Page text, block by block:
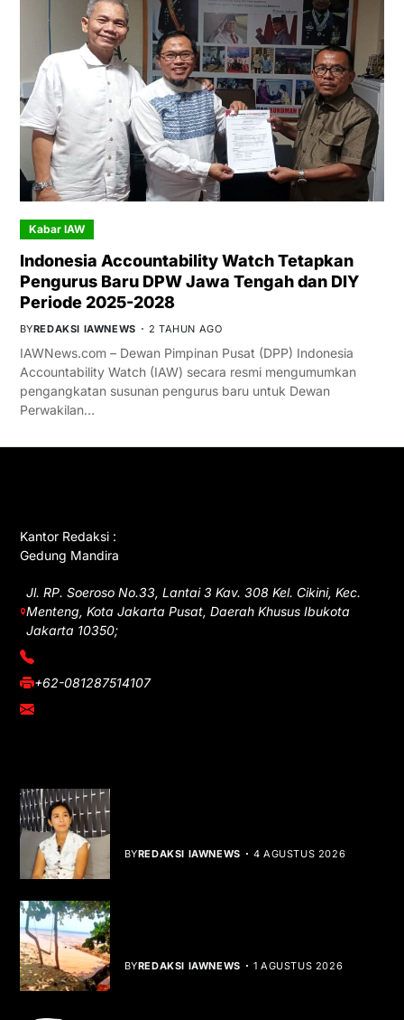
Kabar IAW
Indonesia Accountability Watch Tetapkan
Pengurus Baru DPW Jawa Tengah dan DIY
Periode 2025-2028
BYREDAKSI IAWNEWS 2 TAHUN AGO
IAWNews.com – Dewan Pimpinan Pusat (DPP) Indonesia
Accountability Watch (IAW) secara resmi mengumumkan
pengangkatan susunan pengurus baru untuk Dewan
Perwakilan…
Kantor Redaksi :
Gedung Mandira
Jl. RP. Soeroso No.33, Lantai 3 Kav. 308 Kel. Cikini, Kec.
Menteng, Kota Jakarta Pusat, Daerah Khusus Ibukota
Jakarta 10350;
(021) 3908026
+62-081287514107
adm@iawnews.com
BYREDAKSI IAWNEWS 4 AGUSTUS 2026
BYREDAKSI IAWNEWS 1 AGUSTUS 2026